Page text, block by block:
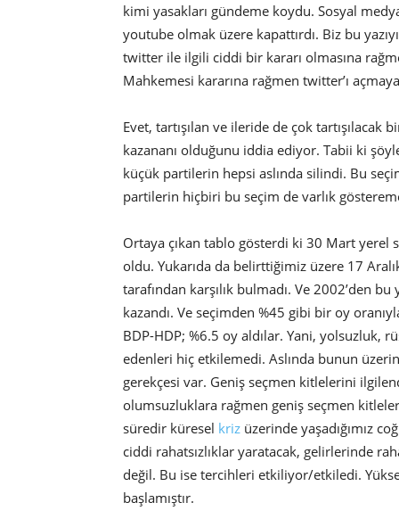
kimi yasakları gündeme koydu. Sosyal
youtube olmak üzere kapattırdı. Biz bu
twitter ile ilgili ciddi bir kararı olmasına
Mahkemesi kararına rağmen twitter’ı
Evet, tartışılan ve ileride de çok
kazananı olduğunu iddia ediyor. Tabii ki
küçük partilerin hepsi aslında silindi. Bu
partilerin hiçbiri bu seçim de varlık
Ortaya çıkan tablo gösterdi ki 30 Mart yerel
oldu. Yukarıda da belirttiğimiz üzere 17
tarafından karşılık bulmadı. Ve 2002’den
kazandı. Ve seçimden %45 gibi bir oy
BDP-HDP; %6.5 oy aldılar. Yani, yolsuzluk,
edenleri hiç etkilemedi. Aslında bunun
gerekçesi var. Geniş seçmen kitlelerini
olumsuzluklara rağmen geniş seçmen
süredir küresel kriz üzerinde yaşadığımız
ciddi rahatsızlıklar yaratacak, gelirlerinde
değil. Bu ise tercihleri etkiliyor/etkiledi.
başlamıştır.